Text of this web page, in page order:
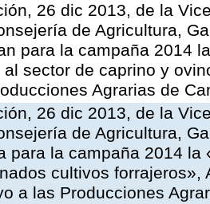
26 dic 2013, de la
de Agricultura,
para la campaña 2014
al sector de caprino y
Agrarias de
26 dic 2013, de la
de Agricultura,
para la campaña 2014 la
cultivos forrajeros»,
a las Producciones